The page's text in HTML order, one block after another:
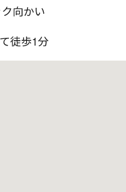
向かい
徒歩1分